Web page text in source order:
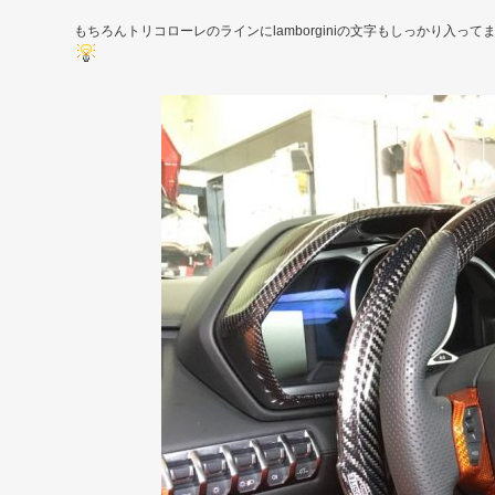
もちろんトリコローレのラインにlamborginiの文字もしっかり入って